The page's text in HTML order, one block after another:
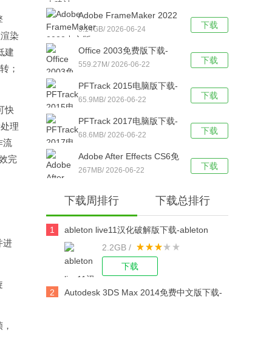
染
建
；
快
理
流
完
进
载
下载
Adobe FrameMaker 2022
中文版下载-Adobe
FrameMaker v17.0.2.431
3.14GB/ 2026-06-24
下载
Office 2003免费版下载-
Office 2003专业版【亲测
有效】简体中文版下载
559.27M/ 2026-06-22
下载
PFTrack 2015电脑版下载-
PFTrack 2015简体中文版
65.9MB/ 2026-06-22
下载
PFTrack 2017电脑版下载-
PFTrack 2017简体中文版
68.6MB/ 2026-06-22
下载
Adobe After Effects CS6免
费版下载-Adobe After
载安装
267MB/ 2026-06-22
下载周排行 下载总排行
1
ableton live11汉化破解版下载-ableton
live11 32/64位 中文版下载
2.2GB /
下载
2
Autodesk 3DS Max 2014免费中文版下载-